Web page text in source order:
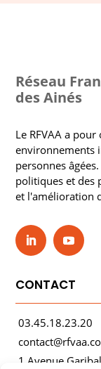
Réseau
des Ainés
Le RFVAA a
environnements
personnes
politiques et des
et l'amélioration
CONTACT
03.45.18.23.20
1 Avenue